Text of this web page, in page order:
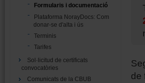
Formularis i documentació
Plataforma NorayDocs: Com
donar-se d'alta i ús
Terminis
Tarifes
Sol·licitud de certificats
convocatòries
Comunicats de la CBUB
de